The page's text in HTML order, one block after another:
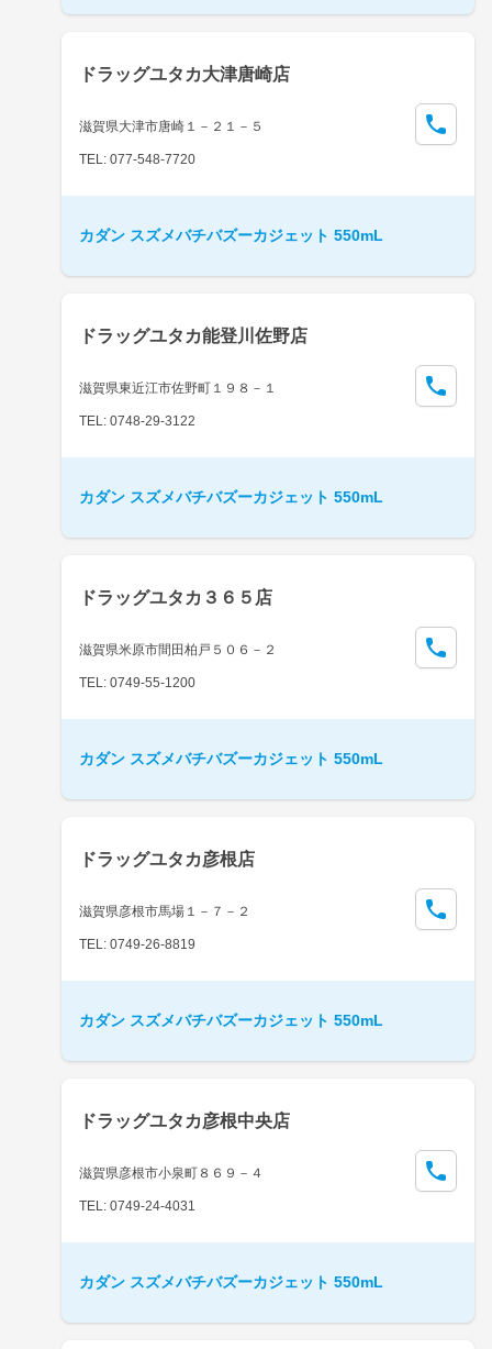
ドラッグユタカ大津唐崎店
滋賀県大津市唐崎１－２１－５
TEL: 077-548-7720
カダン スズメバチバズーカジェット 550mL
ドラッグユタカ能登川佐野店
滋賀県東近江市佐野町１９８－１
TEL: 0748-29-3122
カダン スズメバチバズーカジェット 550mL
ドラッグユタカ３６５店
滋賀県米原市間田柏戸５０６－２
TEL: 0749-55-1200
カダン スズメバチバズーカジェット 550mL
ドラッグユタカ彦根店
滋賀県彦根市馬場１－７－２
TEL: 0749-26-8819
カダン スズメバチバズーカジェット 550mL
ドラッグユタカ彦根中央店
滋賀県彦根市小泉町８６９－４
TEL: 0749-24-4031
カダン スズメバチバズーカジェット 550mL